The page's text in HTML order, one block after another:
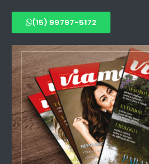
(15) 99797-5172